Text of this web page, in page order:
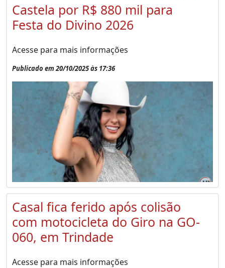
Castela por R$ 880 mil para
Festa do Divino 2026
Acesse para mais informações
Publicado em 20/10/2025 às 17:36
Casal fica ferido após colisão
com motocicleta do Giro na GO-
060, em Trindade
Acesse para mais informações